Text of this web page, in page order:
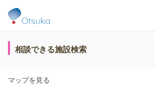
相談できる施設検索
マップを見る